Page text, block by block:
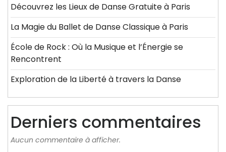
Découvrez les Lieux de Danse Gratuite à Paris
La Magie du Ballet de Danse Classique à Paris
École de Rock : Où la Musique et l’Énergie se
Rencontrent
Exploration de la Liberté à travers la Danse
Derniers commentaires
Aucun commentaire à afficher.